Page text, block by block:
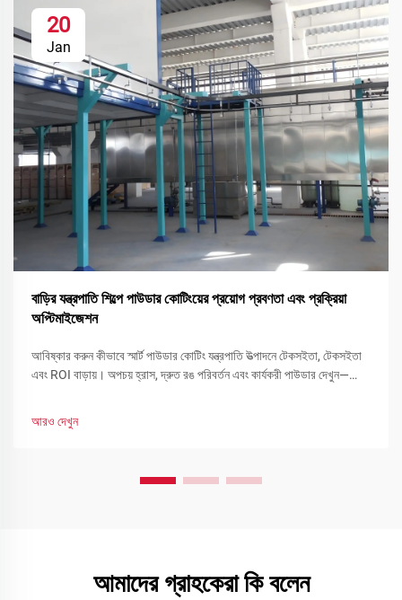
20
Jan
বাড়ির যন্ত্রপাতি শিল্পে পাউডার কোটিংয়ের প্রয়োগ প্রবণতা এবং প্রক্রিয়া
অপ্টিমাইজেশন
আবিষ্কার করুন কীভাবে স্মার্ট পাউডার কোটিং যন্ত্রপাতি উত্পাদনে টেকসইতা, টেকসইতা
এবং ROI বাড়ায়। অপচয় হ্রাস, দ্রুত রঙ পরিবর্তন এবং কার্যকরী পাউডার দেখুন—
আরও দেখুন
আমাদের গ্রাহকেরা কি বলেন